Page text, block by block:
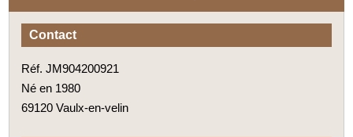
Contact
Réf. JM904200921
Né en 1980
69120 Vaulx-en-velin